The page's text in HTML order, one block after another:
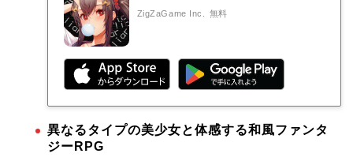
ZigZaGame Inc. 無料
異なるタイプの美少女と体感する和風ファンタ
ジーRPG